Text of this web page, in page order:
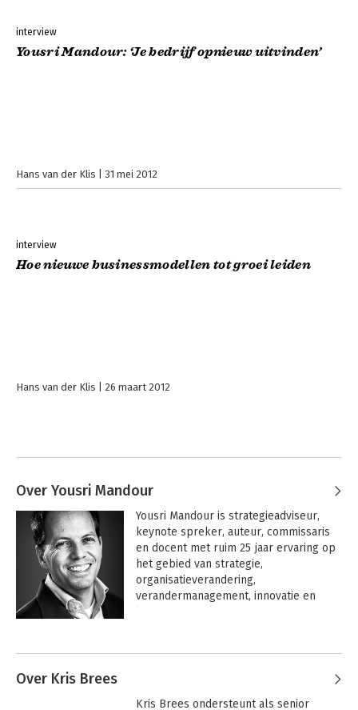
interview
Yousri Mandour: ‘Je bedrijf opnieuw uitvinden’
Hans van der Klis 31 mei 2012
interview
Hoe nieuwe businessmodellen tot groei leiden
Hans van der Klis 26 maart 2012
Over Yousri Mandour
Yousri Mandour is strategieadviseur,
keynote spreker, auteur, commissaris
en docent met ruim 25 jaar ervaring op
het gebied van strategie,
organisatieverandering,
verandermanagement, innovatie en
Over Kris Brees
Kris Brees ondersteunt als senior